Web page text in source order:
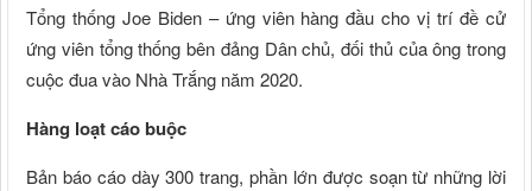
Tổng thống Joe Biden – ứng viên hàng đầu cho vị trí đề cử
ứng viên tổng thống bên đảng Dân chủ, đối thủ của ông trong
cuộc đua vào Nhà Trắng năm 2020.
Hàng loạt cáo buộc
Bản báo cáo dày 300 trang, phần lớn được soạn từ những lời